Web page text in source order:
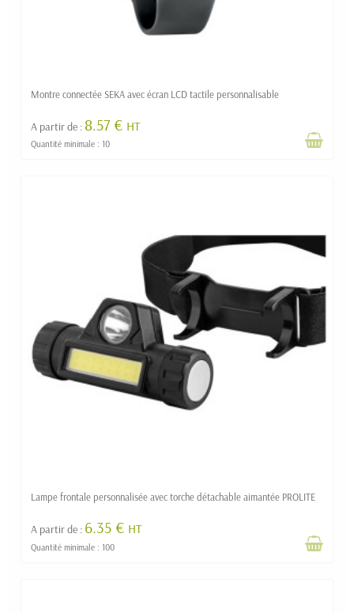
Montre connectée SEKA avec écran LCD tactile personnalisable
A partir de : 8.57 € HT
Quantité minimale : 10
Lampe frontale personnalisée avec torche détachable aimantée PROLITE
A partir de : 6.35 € HT
Quantité minimale : 100